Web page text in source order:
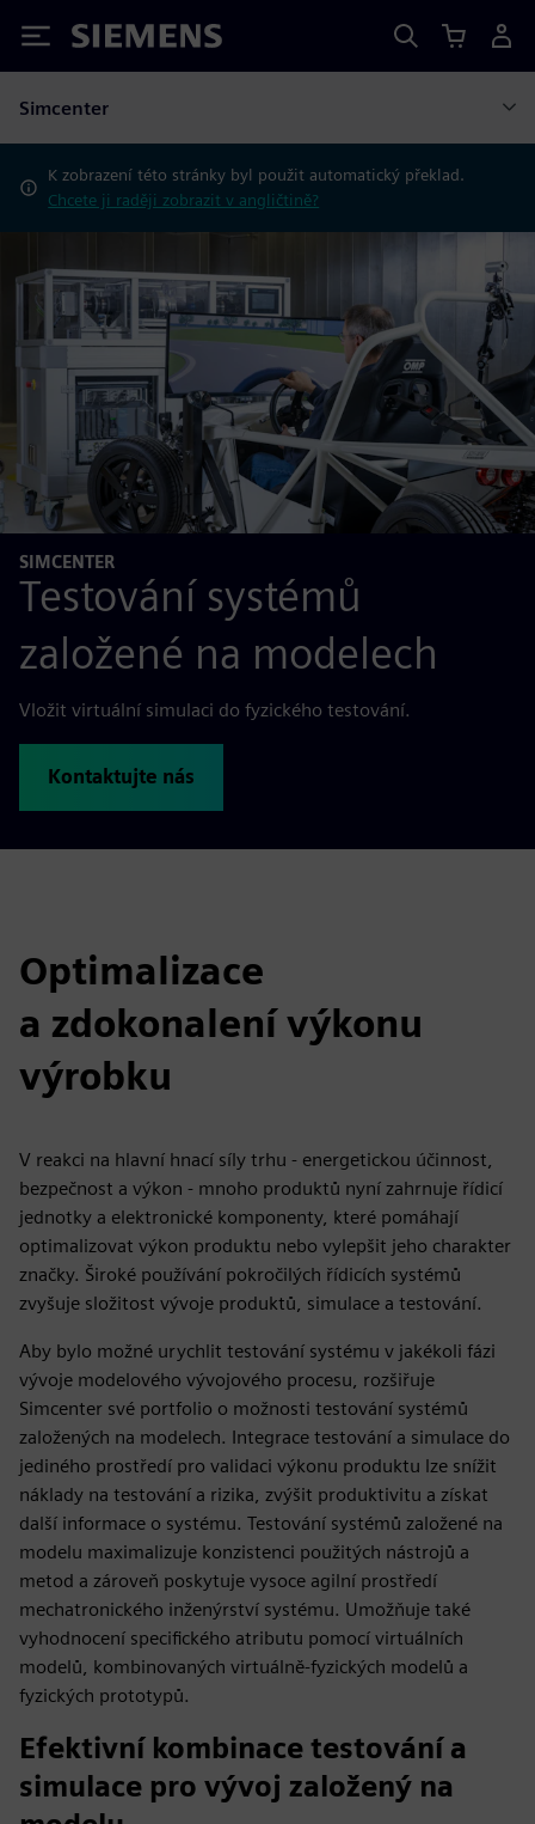
Siemens
Simcenter
K zobrazení této stránky byl použit automatický překlad.
Chcete ji raději zobrazit v angličtině?
SIMCENTER
Testování systémů
založené na modelech
Vložit virtuální simulaci do fyzického testování.
Kontaktujte nás
Optimalizace
a zdokonalení výkonu
výrobku
V reakci na hlavní hnací síly trhu - energetickou účinnost,
bezpečnost a výkon - mnoho produktů nyní zahrnuje řídicí
jednotky a elektronické komponenty, které pomáhají
optimalizovat výkon produktu nebo vylepšit jeho charakter
značky. Široké používání pokročilých řídicích systémů
zvyšuje složitost vývoje produktů, simulace a testování.
Aby bylo možné urychlit testování systému v jakékoli fázi
vývoje modelového vývojového procesu, rozšiřuje
Simcenter své portfolio o možnosti testování systémů
založených na modelech. Integrace testování a simulace do
jediného prostředí pro validaci výkonu produktu lze snížit
náklady na testování a rizika, zvýšit produktivitu a získat
další informace o systému. Testování systémů založené na
modelu maximalizuje konzistenci použitých nástrojů a
metod a zároveň poskytuje vysoce agilní prostředí
mechatronického inženýrství systému. Umožňuje také
vyhodnocení specifického atributu pomocí virtuálních
modelů, kombinovaných virtuálně-fyzických modelů a
fyzických prototypů.
Efektivní kombinace testování a
simulace pro vývoj založený na